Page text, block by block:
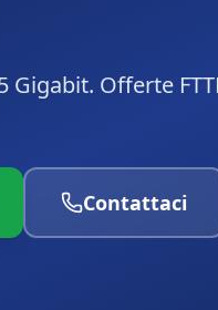
Gigabit. Offerte
Contattaci